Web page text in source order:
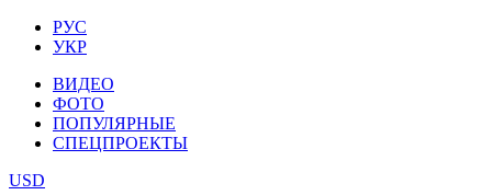
РУС
УКР
ВИДЕО
ФОТО
ПОПУЛЯРНЫЕ
СПЕЦПРОЕКТЫ
USD